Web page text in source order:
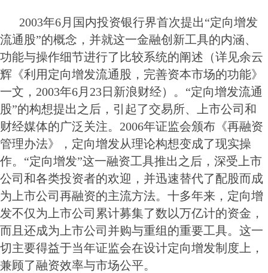
2003年6月国内投资银行界首次提出“定向增发
流通股”的概念，并就这一金融创新工具的内涵、
功能与操作细节进行了比较系统的阐述（详见余云
辉《利用定向增发流通股，完善资本市场的功能》
一文，2003年6月23日新浪财经）。“定向增发流通
股”的构想提出之后，引起了交易所、上市公司和
财经媒体的广泛关注。2006年证监会颁布《再融资
管理办法》，定向增发从理论构想变成了现实操
作。“定向增发”这一融资工具推出之后，深受上市
公司和各类投资者的欢迎，并迅速替代了配股而成
为上市公司再融资的主流方法。十多年来，定向增
发不仅为上市公司累计募集了数以万亿计的资金，
而且还成为上市公司并购与重组的重要工具。这一
切主要得益于当年证监会在设计定向增发制度上，
兼顾了融资效率与市场公平。